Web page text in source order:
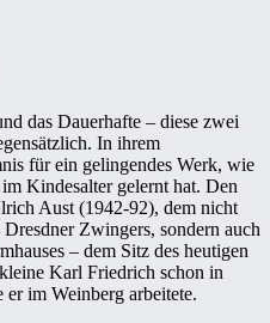
das Dauerhafte – diese zwei
In ihrem
für ein gelingendes Werk, wie
Kindesalter gelernt hat. Den
Aust (1942-92), dem nicht
Zwingers, sondern auch
– dem Sitz des heutigen
Karl Friedrich schon in
im Weinberg arbeitete.